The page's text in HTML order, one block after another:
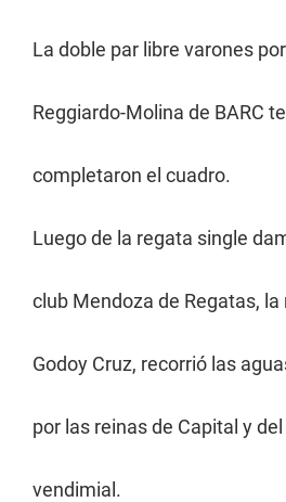
La doble par libre varones
Reggiardo-Molina de BARC
completaron el cuadro.
Luego de la regata single
club Mendoza de Regatas,
Godoy Cruz, recorrió las
por las reinas de Capital y
vendimial.